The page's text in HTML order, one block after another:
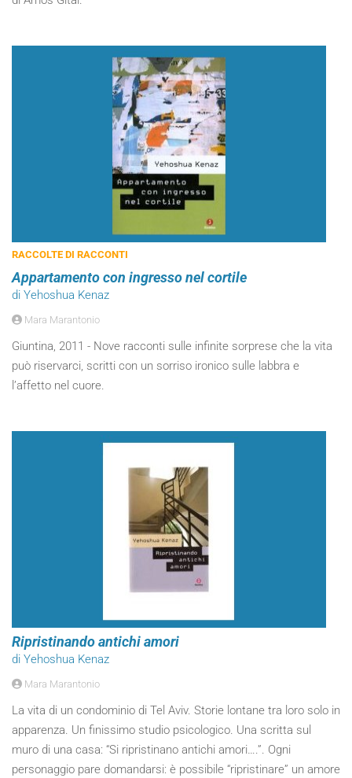
RACCOLTE DI RACCONTI
Appartamento con ingresso nel cortile
di Yehoshua Kenaz
Mara Marantonio
Giuntina, 2011 - Nove racconti sulle infinite sorprese che la vita
può riservarci, scritti con un sorriso ironico sulle labbra e
l’affetto nel cuore.
Ripristinando antichi amori
di Yehoshua Kenaz
Mara Marantonio
La vita di un condominio di Tel Aviv. Storie lontane tra loro solo in
apparenza. Un finissimo studio psicologico. Una scritta sul
muro di una casa: “Si ripristinano antichi amori….”. Ogni
personaggio pare domandarsi: è possibile “ripristinare” un amore